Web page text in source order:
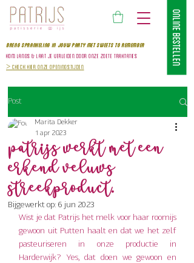
BRENG SPRANKELING IN JOUW PARTY MET SWEETS TO REMEMBer
kom langS & laat je verleiden door onze zoete traktaties
>Check hier onze openingstijden
ONLINE BESTELLEN
Post
Patrijs werkt met een
erkend veluws
streekproduct.
Marita Dekker
1 apr 2023
Bijgewerkt op: 6 jun 2023
Wist je dat Patrijs het melk voor haar roomijs
gewoon uit Putten haalt en dat we het zelf
pasteuriseren in onze productie in
Harderwijk? Yes, dat doen we gewoon en